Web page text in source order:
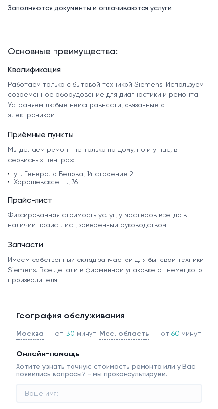
Заполняются документы и оплачиваются услуги
Основные преимущества:
Квалификация
Работаем только с бытовой техникой Siemens. Используем
современное оборудование для диагностики и ремонта.
Устраняем любые неисправности, связанные с
электроникой.
Приёмные пункты
Мы делаем ремонт не только на дому, но и у нас, в
сервисных центрах:
ул. Генерала Белова, 14 строение 2
Хорошевское ш., 76
Прайс-лист
Фиксированная стоимость услуг, у мастеров всегда в
наличии прайс-лист, заверенный руководством.
Запчасти
Имеем собственный склад запчастей для бытовой техники
Siemens. Все детали в фирменной упаковке от немецкого
производителя.
География обслуживания
Москва – от 30 минут Мос. область – от 60 минут
Онлайн-помощь
Хотите узнать точную стоимость ремонта или у Вас
появились вопросы? - мы проконсультируем.